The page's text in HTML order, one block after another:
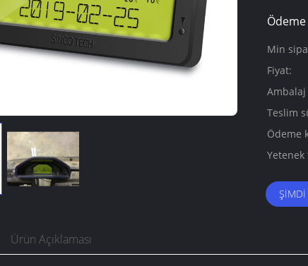
Min
Fiyat:
Teslim
Ödeme
ŞIMDI
Ürün Açıklaması